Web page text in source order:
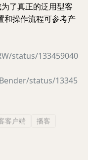
了真正的泛用型客
和操作流程可参考产
status/133459040
status/13345
客户端
播客